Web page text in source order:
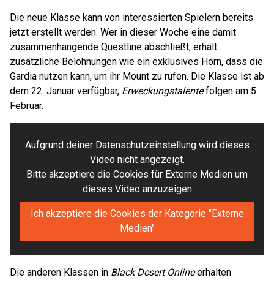
Die neue Klasse kann von interessierten Spielern bereits
jetzt erstellt werden. Wer in dieser Woche eine damit
zusammenhängende Questline abschließt, erhält
zusätzliche Belohnungen wie ein exklusives Horn, dass die
Gardia nutzen kann, um ihr Mount zu rufen. Die Klasse ist ab
dem 22. Januar verfügbar, Erweckungstalentefolgen am 5.
Februar.
Aufgrund deiner Datenschutzeinstellung wird dieses
Video nicht angezeigt.
Bitte akzeptiere die Cookies für Externe Medien um
dieses Video anzuzeigen
Ich akzeptiere die Cookies der Kategorie "Externe
Medien"
Die anderen Klassen in Black Desert Onlineerhalten